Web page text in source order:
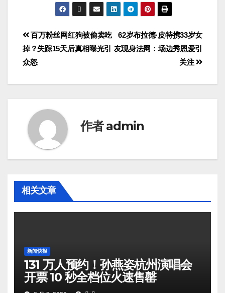
62岁布拉德·皮特携33岁女
友现身法网：场边秀恩爱引
关注
百万粉丝网红狗被偷卖吃
掉？失踪15天后真相曝光引
众怒
作者admin
相关文章
新闻快报
131 万人预约！孙燕姿杭州演唱会
开票 10 秒全档位火速售罄